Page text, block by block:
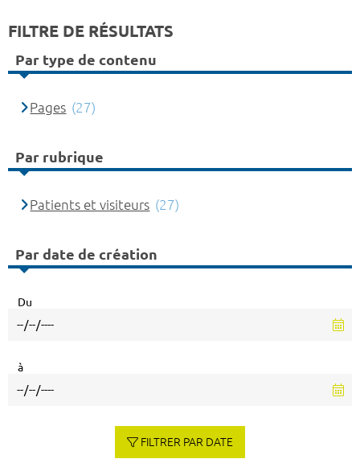
FILTRE DE RÉSULTATS
Par type de contenu
Pages (27)
Par rubrique
Patients et visiteurs (27)
Par date de création
Du
à
FILTRER PAR DATE